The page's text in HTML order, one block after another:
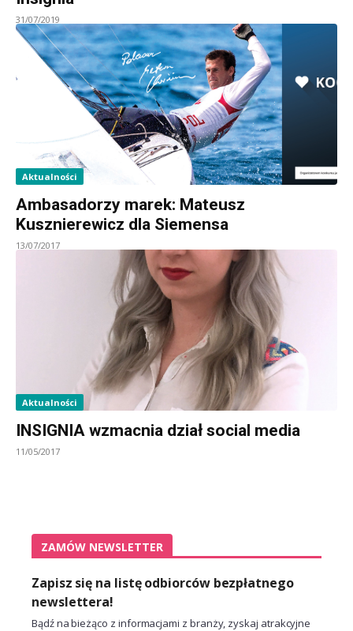
31/07/2019
Aktualności
Ambasadorzy marek: Mateusz
Kusznierewicz dla Siemensa
13/07/2017
Aktualności
INSIGNIA wzmacnia dział social media
11/05/2017
ZAMÓW NEWSLETTER
Zapisz się na listę odbiorców bezpłatnego
newslettera!
Bądź na bieżąco z informacjami z branży, zyskaj atrakcyjne